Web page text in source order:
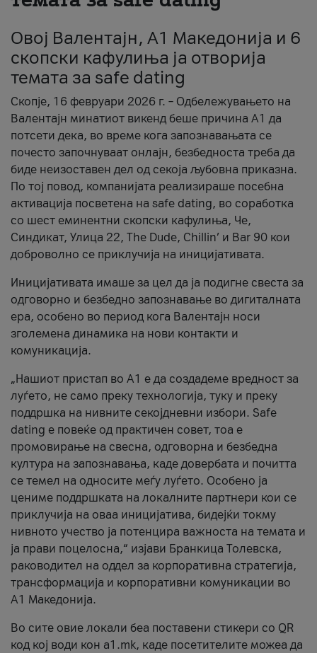
Овој Валентајн, A1 Македонија и 6
скопски кафулиња ја отворија
темата за safe dating
Скопје, 16 февруари 2026 г. – Одбележувањето на
Валентајн минатиот викенд беше причина А1 да
потсети дека, во време кога запознавањата се
почесто започнуваат онлајн, безбедноста треба да
биде неизоставен дел од секоја љубовна приказна.
По тој повод, компанијата реализираше посебна
активација посветена на safe dating, во соработка
со шест еминентни скопски кафулиња, Че,
Синдикат, Улица 22, The Dude, Chillin’ и Bar 90 кои
доброволно се приклучија на иницијативата.
Иницијативата имаше за цел да ја подигне свеста за
одговорно и безбедно запознавање во дигиталната
ера, особено во период кога Валентајн носи
зголемена динамика на нови контакти и
комуникација.
„Нашиот пристап во А1 е да создадеме вредност за
луѓето, не само преку технологија, туку и преку
поддршка на нивните секојдневни избори. Safe
dating е повеќе од практичен совет, тоа е
промовирање на свесна, одговорна и безбедна
култура на запознавања, каде довербата и почитта
се темел на односите меѓу луѓето. Особено ја
цениме поддршката на локалните партнери кои се
приклучија на оваа иницијатива, бидејќи токму
нивното учество ја потенцира важноста на темата и
ја прави поцелосна,“ изјави Бранкица Толевска,
раководител на оддел за корпоративна стратегија,
трансформација и корпоративни комуникации во
А1 Македонија.
Во сите овие локали беа поставени стикери со QR
код кој води кон a1.mk, каде посетителите можеа да